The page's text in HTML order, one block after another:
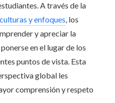
A través de la
y enfoques, los
y apreciar la
en el lugar de los
puntos de vista. Esta
global les
comprensión y respeto